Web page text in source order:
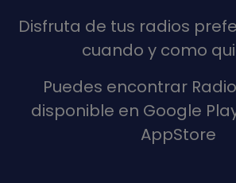
Disfruta de tus radios
cuando y como
Puedes encontrar
disponible en Google
AppStore